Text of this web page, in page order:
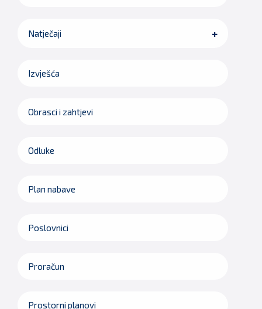
Natječaji
Izvješća
Obrasci i zahtjevi
Odluke
Plan nabave
Poslovnici
Proračun
Prostorni planovi